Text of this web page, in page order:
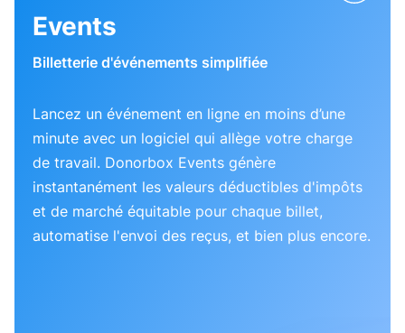
Events
Billetterie d'événements simplifiée
Lancez un événement en ligne en moins d’une
minute avec un logiciel qui allège votre charge
de travail. Donorbox Events génère
instantanément les valeurs déductibles d'impôts
et de marché équitable pour chaque billet,
automatise l'envoi des reçus, et bien plus encore.